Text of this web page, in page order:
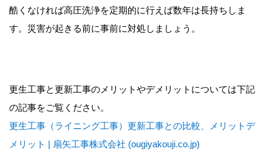
酷くなければ高圧洗浄を定期的に行えば数年は長持ちしま
す。災害が起きる前に事前に対処しましょう。
更生工事と更新工事のメリットやデメリットについては下記
の記事をご覧ください。
更生工事（ライニング工事）更新工事との比較、メリットデ
メリット | 扇矢工事株式会社 (ougiyakouji.co.jp)